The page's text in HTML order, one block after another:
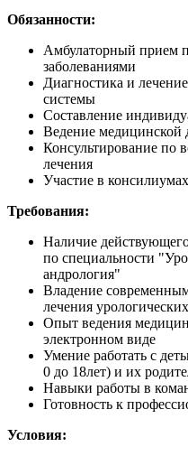
Обязанности:
Амбулаторный прием
заболеваниями
Диагностика и
системы
Составление
Ведение медицинской
Консультирование по
лечения
Участие в
Требования:
Наличие
по специальности
андрология"
Владение
лечения
Опыт ведения
электронном виде
Умение работать с
0 до 18лет) и их
Навыки работы в
Готовность к
Условия: